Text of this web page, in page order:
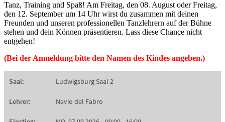
Tanz, Training und Spaß! Am Freitag, den 08. August oder Freitag,
den 12. September um 14 Uhr wirst du zusammen mit deinen
Freunden und unseren professionellen Tanzlehrern auf der Bühne
stehen und dein Können präsentieren. Lass diese Chance nicht
entgehen!
(Bei der Anmeldung bitte den Namen des Kindes angeben.)